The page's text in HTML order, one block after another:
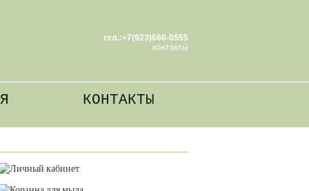
тел.:+7(923)666-0555
контакты
КОНТАКТЫ